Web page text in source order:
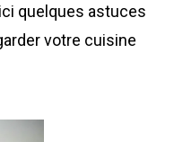
quelques astuces
votre cuisine